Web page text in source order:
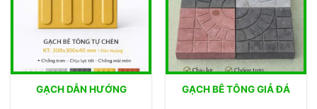
GẠCH DẪN HƯỚNG GẠCH BÊ TÔNG GIẢ ĐÁ